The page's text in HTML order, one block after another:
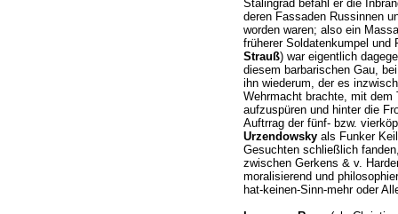
Stalingrad befahl er die
deren Fassaden Russinnen
worden waren; also ein
früherer Soldatenkumpel und
Strauß) war eigentlich
diesem barbarischen Gau,
ihn wiederum, der es
Wehrmacht brachte, mit dem
aufzuspüren und hinter die
Auftrrag der fünf- bzw.
Urzendowskyals Funker
Gesuchten schließlich
zwischen Gerkens & v.
moralisierend und
hat-keinen-Sinn-mehr oder